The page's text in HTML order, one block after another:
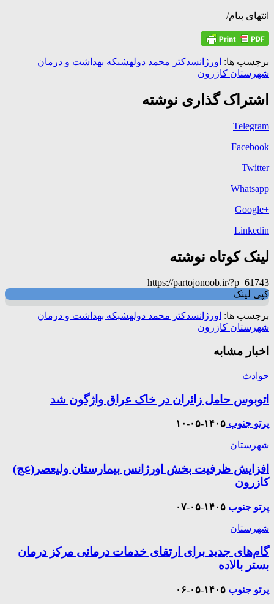
انتهای پیام/
برچسب ها: اورژانسدکتر محمد دولهشبکه بهداشت و درمان
شهرستان کازرون
اشتراک گذاری نوشته
Telegram
Facebook
Twitter
Whatsapp
+Google
Linkedin
لینک کوتاه نوشته
https://partojonoob.ir/?p=61743
کپی لینک
برچسب ها: اورژانسدکتر محمد دولهشبکه بهداشت و درمان
شهرستان کازرون
اخبار مشابه
حوادث
اتوبوس حامل زائران در خاک عراق واژگون شد
پرتو جنوب ۱۴۰۵-۰۵-۱۰
شهرستان
افزایش ظرفیت بخش اورژانس بیمارستان ولیعصر(عج)
کازرون
پرتو جنوب ۱۴۰۵-۰۵-۰۷
شهرستان
گام‌های جدید برای ارتقای خدمات درمانی مرکز درمان
بستر بالاده
پرتو جنوب ۱۴۰۵-۰۵-۰۶